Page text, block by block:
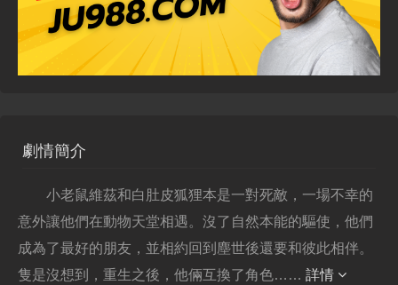
劇情簡介
小老鼠維茲和白肚皮狐狸本是一對死敵，一場不幸的
意外讓他們在動物天堂相遇。沒了自然本能的驅使，他們
成為了最好的朋友，並相約回到塵世後還要和彼此相伴。
隻是沒想到，重生之後，他倆互換了角色…… 詳情